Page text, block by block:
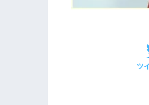
ツ